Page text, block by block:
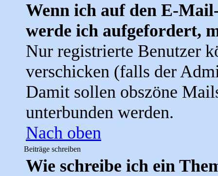
Wenn ich auf den E-
werde ich aufgefordert,
Nur registrierte Benutzer
verschicken (falls der
Damit sollen obszöne
unterbunden werden.
Nach oben
Beiträge schreiben
Wie schreibe ich ein